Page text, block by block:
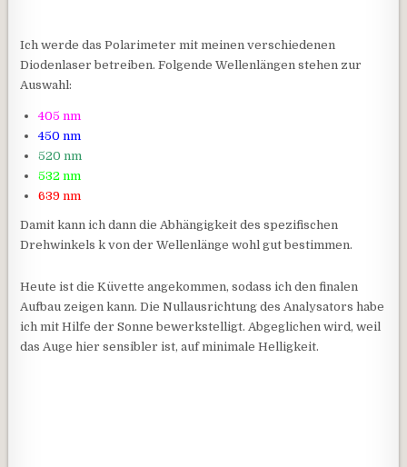
Ich werde das Polarimeter mit meinen verschiedenen
Diodenlaser betreiben. Folgende Wellenlängen stehen zur
Auswahl:
405 nm
450 nm
520 nm
532 nm
639 nm
Damit kann ich dann die Abhängigkeit des spezifischen
Drehwinkels k von der Wellenlänge wohl gut bestimmen.
Heute ist die Küvette angekommen, sodass ich den finalen
Aufbau zeigen kann. Die Nullausrichtung des Analysators habe
ich mit Hilfe der Sonne bewerkstelligt. Abgeglichen wird, weil
das Auge hier sensibler ist, auf minimale Helligkeit.